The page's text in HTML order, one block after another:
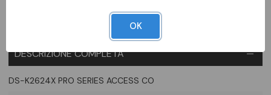
DESCRIZIONE COMPLETA
DS-K2624X PRO SERIES ACCESS CO
OK